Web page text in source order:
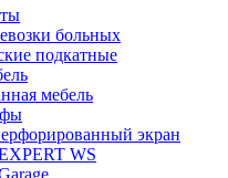
больных
подкатные
мебель
экран
WS